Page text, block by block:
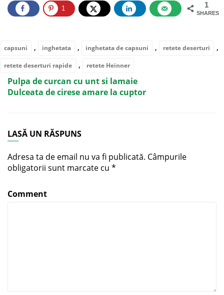
1
SHARES
1
capsuni , inghetata , inghetata de capsuni , retete deserturi ,
retete deserturi rapide , retete Heinner
Pulpa de curcan cu unt si lamaie
Dulceata de cirese amare la cuptor
LASĂ UN RĂSPUNS
Adresa ta de email nu va fi publicată. Câmpurile
obligatorii sunt marcate cu *
Comment